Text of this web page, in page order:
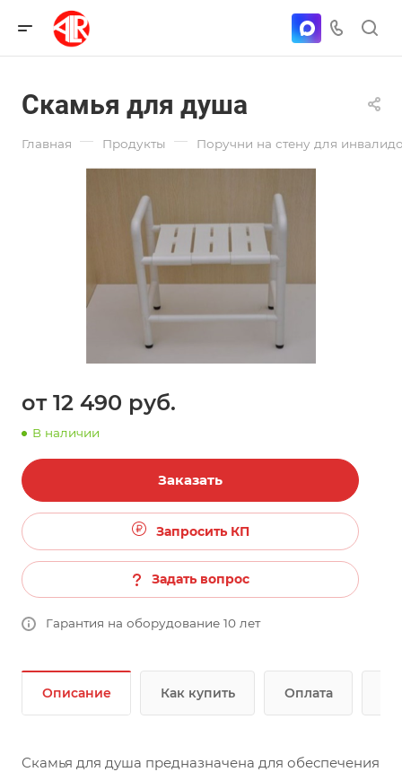
Скамья для душа
Главная — Продукты — Поручни на стену для
от 12 490 руб.
В наличии
Заказать
Запросить КП
Задать вопрос
Гарантия на оборудование 10 лет
Описание Как купить Оплата
Скамья для душа предназначена для обеспечения